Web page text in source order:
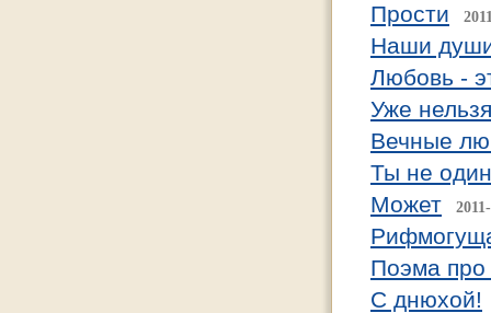
Прости
Наши
Любовь -
Уже
Вечные
Ты не один
Может
Поэма
С днюхой!